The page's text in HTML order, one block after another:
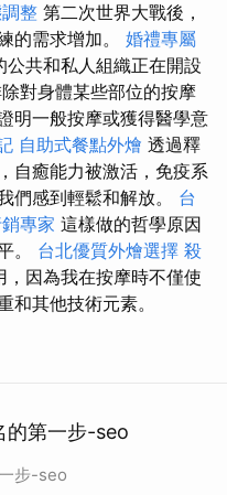
整 第二次世界大戰後，
的需求增加。 婚禮專屬
公共和私人組織正在開設
對身體某些部位的按摩
明一般按摩或獲得醫學意
自助式餐點外燴 透過釋
自癒能力被激活，免疫系
們感到輕鬆和解放。 台
專家 這樣做的哲學原因
。 台北優質外燴選擇 殺
，因為我在按摩時不僅使
和其他技術元素。
的第一步-seo
步-seo